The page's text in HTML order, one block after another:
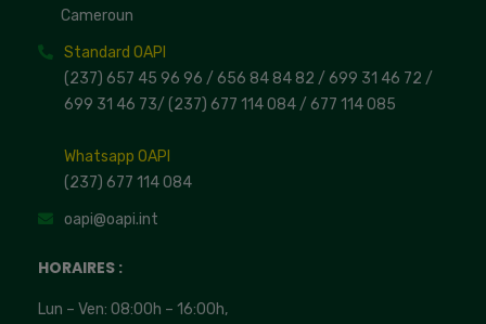
Cameroun
Standard OAPI
(237) 657 45 96 96 / 656 84 84 82 / 699 31 46 72 /
699 31 46 73/ (237) 677 114 084 / 677 114 085
Whatsapp OAPI
(237) 677 114 084
oapi@oapi.int
HORAIRES :
Lun – Ven: 08:00h – 16:00h,